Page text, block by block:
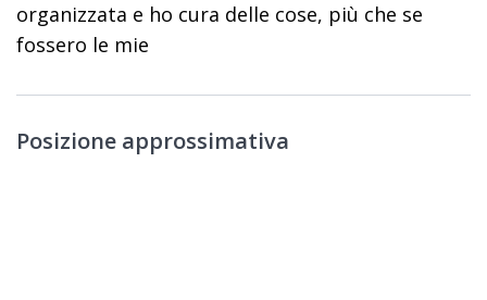
organizzata e ho cura delle cose, più che se
fossero le mie
Posizione approssimativa